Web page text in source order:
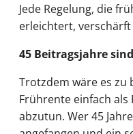
Jede Regelung, die
erleichtert, verschärft
45 Beitragsjahre
Trotzdem wäre es zu
Frührente einfach als
abzutun. Wer 45